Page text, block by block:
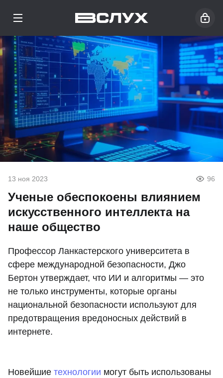
13 ноя 2023 96
Ученые обеспокоены влиянием
искусственного интеллекта на
наше общество
Профессор Ланкастерского университета в
сфере международной безопасности, Джо
Бертон утверждает, что ИИ и алгоритмы — это
не только инструменты, которые органы
национальной безопасности используют для
предотвращения вредоносных действий в
интернете.
Новейшие технологии могут быть использованы